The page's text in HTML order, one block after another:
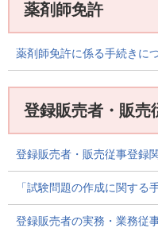
薬剤師免許
薬剤師免許に係る手続きに
登録販売者・販売
登録販売者・販売従事登録
「試験問題の作成に関する
登録販売者の実務・業務従